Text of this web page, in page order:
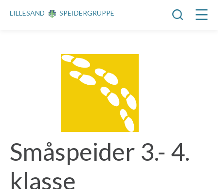
LILLESAND SPEIDERGRUPPE
Småspeider 3.- 4.
klasse